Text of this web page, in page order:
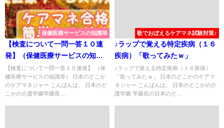
保健医療サービスの知識等
【検査について一問一答１０連
発】（保健医療サービスの知識
等）
【検査について一問一答１０連発】 （保
健医療サービスの知識等） 日本のどこか
のケアマネジャー こんばんは。 日本のど
こかの介護学園学園長 ...
歌でおぼえるケアマネ試験対策♪
♪ラップで覚える特定疾病（１６
疾病）「歌ってみたｗ」
♪ラップで覚える特定疾病（１６疾病）
「歌ってみたｗ」 日本のどこかのケアマ
ネジャー こんばんは。 日本のどこかの介
護学園 学園長の日本のど...